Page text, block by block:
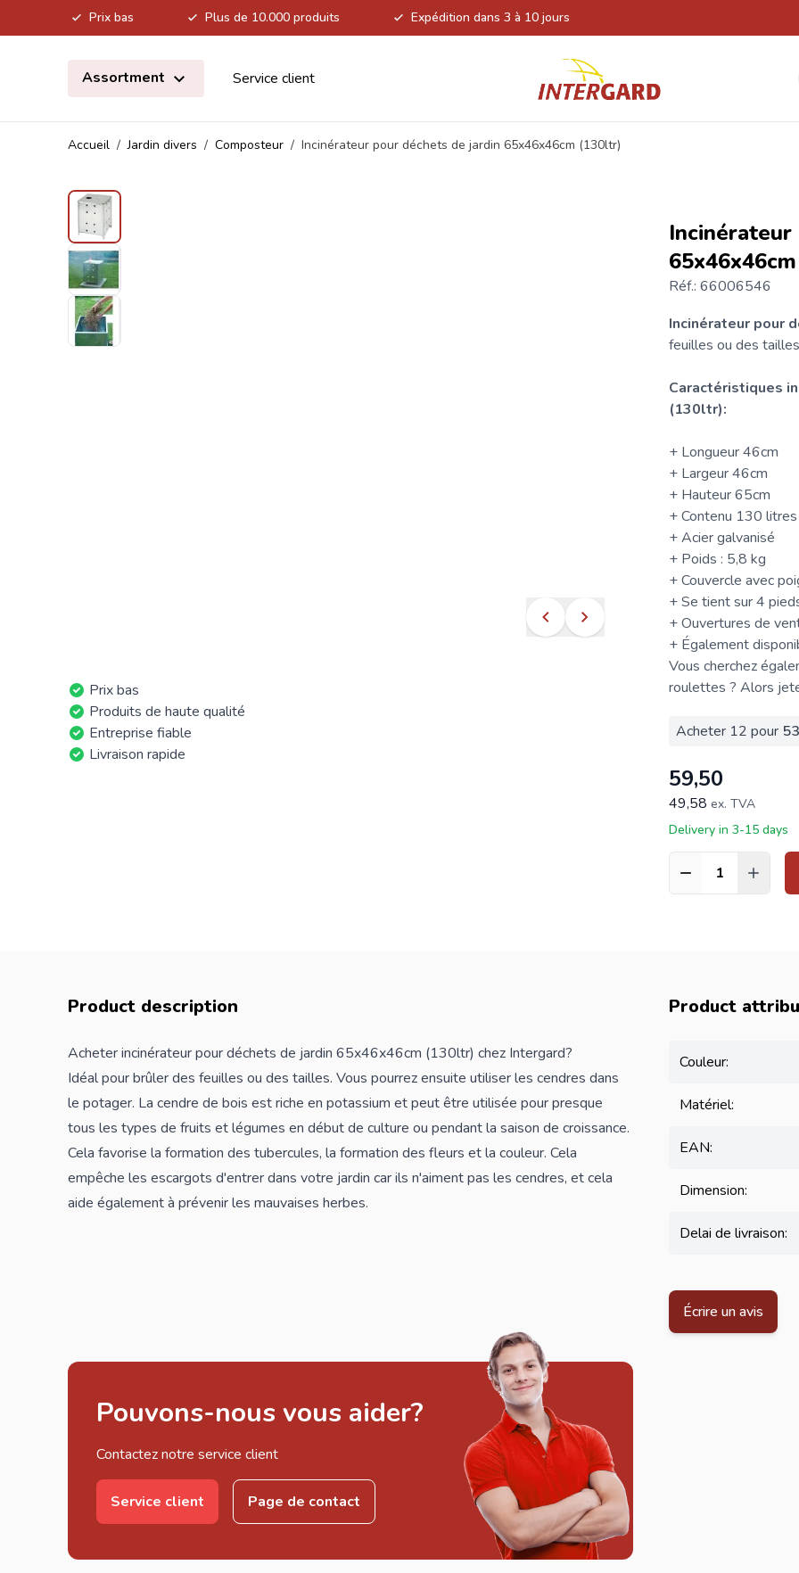
Prix bas Plus de 10.000 produits Expédition dans 3 à 10 jours
Assortment
Service client
Accueil / Jardin divers / Composteur / Incinérateur pour déchets de jardin 65x46x46cm (130ltr)
Prix bas
Produits de haute qualité
Entreprise fiable
Livraison rapide
Réf.: 66006546
Incinérateur pour
feuilles ou des
Caractéristiques
(130ltr):
+ Longueur 46cm
+ Largeur 46cm
+ Hauteur 65cm
+ Contenu 130 litres
+ Acier galvanisé
+ Poids : 5,8 kg
+ Couvercle avec
+ Se tient sur 4
+ Ouvertures de
+ Également
Vous cherchez
roulettes ? Alors
Acheter 12 pour
59,50
49,58 ex. TVA
Delivery in 3-15 days
Quantité
Product description
Acheter incinérateur pour déchets de jardin 65x46x46cm (130ltr) chez Intergard?
Idéal pour brûler des feuilles ou des tailles. Vous pourrez ensuite utiliser les cendres dans
le potager. La cendre de bois est riche en potassium et peut être utilisée pour presque
tous les types de fruits et légumes en début de culture ou pendant la saison de croissance.
Cela favorise la formation des tubercules, la formation des fleurs et la couleur. Cela
empêche les escargots d'entrer dans votre jardin car ils n'aiment pas les cendres, et cela
aide également à prévenir les mauvaises herbes.
Product
Couleur:
Matériel:
EAN:
Dimension:
Delai de livraison:
Pouvons-nous vous aider?
Contactez notre service client
Service client Page de contact
Écrire un avis